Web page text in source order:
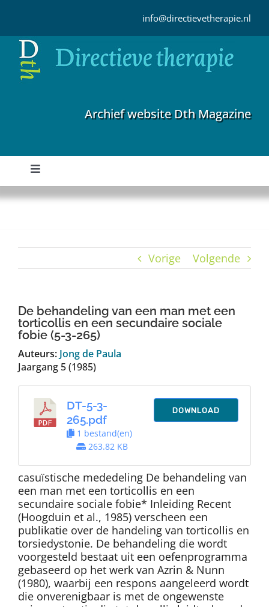
inhoud
info@directievetherapie.nl
Archief website Dth Magazine
Toggle
Navigation
Home
TDT Overzicht
Over Dth
Contact
Vorige Volgende
De behandeling van een man met een
torticollis en een secundaire sociale
fobie (5-3-265)
Auteurs: Jong de Paula
Jaargang 5 (1985)
DT-5-3-
265.pdf
1 bestand(en)
263.82 KB
DOWNLOAD
casuïstische mededeling De behandeling van
een man met een torticollis en een
secundaire sociale fobie* Inleiding Recent
(Hoogduin et al., 1985) verscheen een
publikatie over de handeling van torticollis en
torsiedystonie. De behandeling die wordt
voorgesteld bestaat uit een oefenprogramma
gebaseerd op het werk van Azrin & Nunn
(1980), waarbij een respons aangeleerd wordt
die onverenigbaar is met de ongewenste